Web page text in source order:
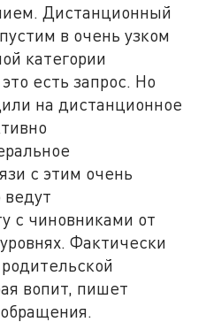
Дистанционный
в очень узком
категории
есть запрос. Но
на дистанционное
с этим очень
с чиновниками от
Фактически
вопит, пишет